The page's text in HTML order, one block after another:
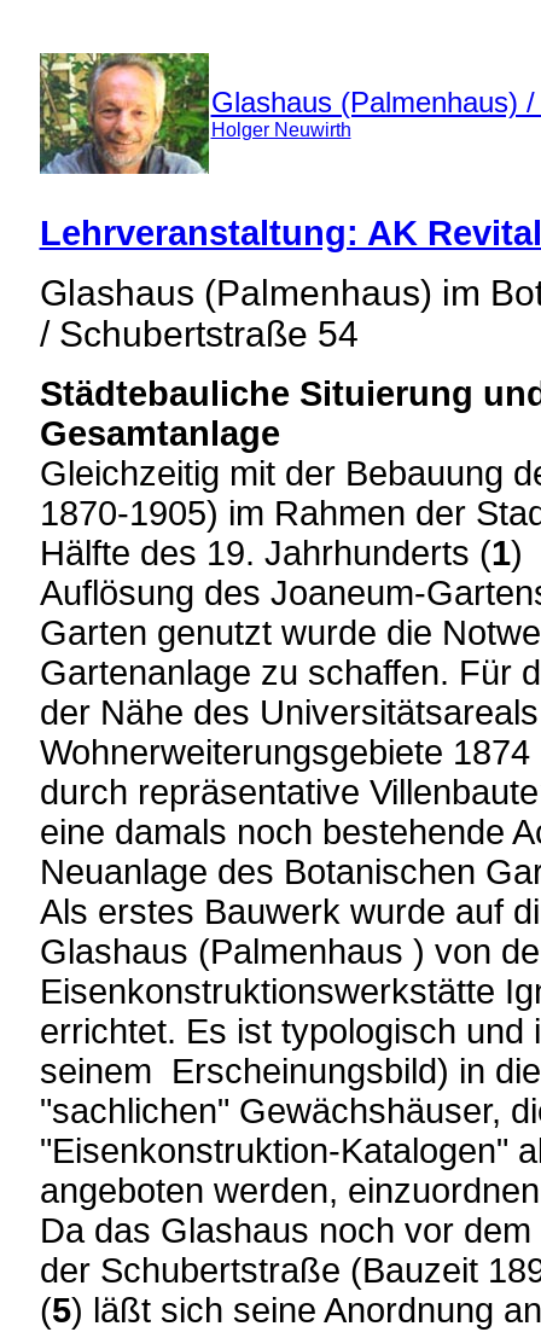
Glashaus (Palmenhaus)
Holger Neuwirth
Lehrveranstaltung: AK
Glashaus (Palmenhaus) im
/ Schubertstraße 54
Städtebauliche Situierung
Gesamtanlage
Gleichzeitig mit der Bebauung
1870-1905) im Rahmen der
Hälfte des 19. Jahrhunderts (1)
Auflösung des Joaneum-
Garten genutzt wurde die
Gartenanlage zu schaffen. Für
der Nähe des
Wohnerweiterungsgebiete 1874
durch repräsentative
eine damals noch bestehende
Neuanlage des Botanischen
Als erstes Bauwerk wurde auf
Glashaus (Palmenhaus ) von
Eisenkonstruktionswerkstätte
errichtet. Es ist typologisch und
seinem Erscheinungsbild) in
"sachlichen" Gewächshäuser,
"Eisenkonstruktion-Katalogen"
angeboten werden,
Da das Glashaus noch vor
der Schubertstraße (Bauzeit
(5) läßt sich seine Anordnung